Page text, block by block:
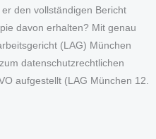
den vollständigen Bericht
davon erhalten? Mit genau
(LAG) München
datenschutzrechtlichen
aufgestellt (LAG München 12.